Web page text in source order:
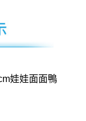
娃娃面面鴨